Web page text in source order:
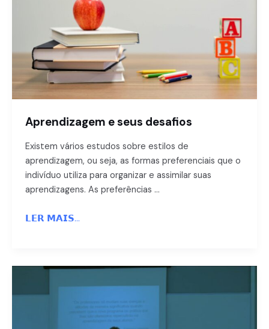
Aprendizagem e seus desafios
Existem vários estudos sobre estilos de
aprendizagem, ou seja, as formas preferenciais que o
indivíduo utiliza para organizar e assimilar suas
aprendizagens. As preferências …
𝗟𝗘𝗥 𝗠𝗔𝗜𝗦...